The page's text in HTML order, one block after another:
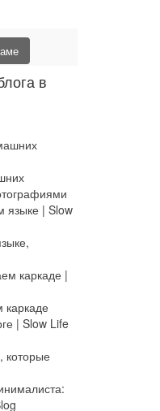
в
каркаде
которые